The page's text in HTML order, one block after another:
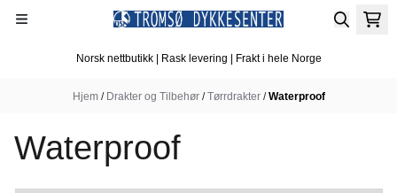
Hopp til innhold
Norsk nettbutikk | Rask levering | Frakt i hele Norge
Hjem / Drakter og Tilbehør /Tørrdrakter /Waterproof
Waterproof